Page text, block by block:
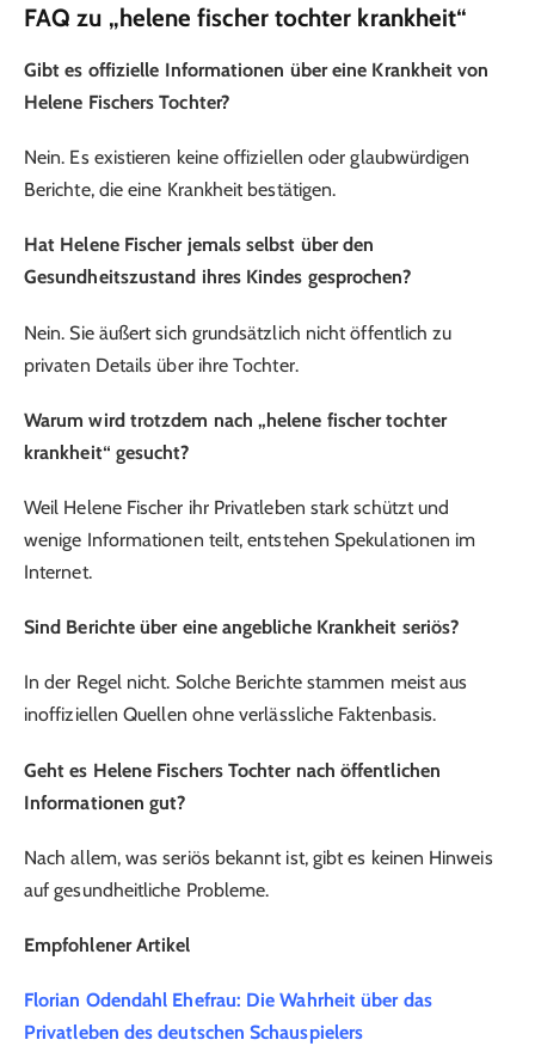
FAQ zu „helene fischer tochter krankheit“
Gibt es offizielle Informationen über eine Krankheit von
Helene Fischers Tochter?
Nein. Es existieren keine offiziellen oder glaubwürdigen
Berichte, die eine Krankheit bestätigen.
Hat Helene Fischer jemals selbst über den
Gesundheitszustand ihres Kindes gesprochen?
Nein. Sie äußert sich grundsätzlich nicht öffentlich zu
privaten Details über ihre Tochter.
Warum wird trotzdem nach „helene fischer tochter
krankheit“ gesucht?
Weil Helene Fischer ihr Privatleben stark schützt und
wenige Informationen teilt, entstehen Spekulationen im
Internet.
Sind Berichte über eine angebliche Krankheit seriös?
In der Regel nicht. Solche Berichte stammen meist aus
inoffiziellen Quellen ohne verlässliche Faktenbasis.
Geht es Helene Fischers Tochter nach öffentlichen
Informationen gut?
Nach allem, was seriös bekannt ist, gibt es keinen Hinweis
auf gesundheitliche Probleme.
Empfohlener Artikel
Florian Odendahl Ehefrau: Die Wahrheit über das
Privatleben des deutschen Schauspielers